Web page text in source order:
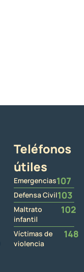
Teléfonos
útiles
Emergencias107
Defensa Civil103
Maltrato
infantil
102
Víctimas de
violencia
148